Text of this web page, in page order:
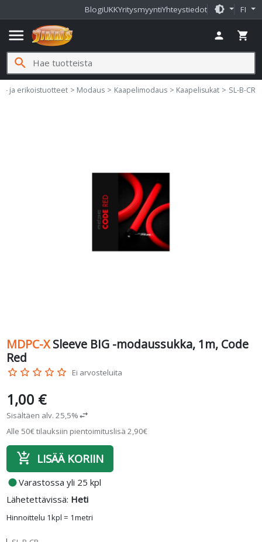
BlogiUKKYritysmyyntiYhteystiedot brightness_medium FI
menu person shopping_cart
search
ja erikoistuotteet Modaus Kaapelimodaus Kaapelisukat SL-B-CR
MDPC-X Sleeve BIG -modaussukka, 1m, Code
Red
star_border star_border star_border star_border star_border Ei arvosteluita
Hinnoittelu 1kpl = 1metri
1,00 €
Sisältäen alv. 25,5%swap_horiz
Alle 50€ tilauksiin pientoimituslisä 2,90€
add_shopping_cart LISÄÄ KORIIN
fiber_manual_recordVarastossa yli 25 kpl
Lähetettävissä: Heti